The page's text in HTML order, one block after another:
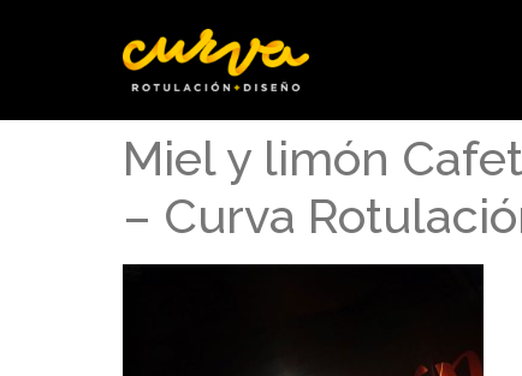
Miel y limón
– Curva